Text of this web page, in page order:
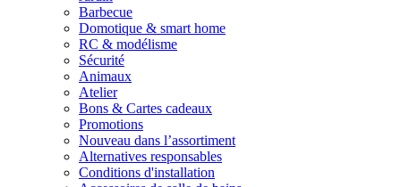
Barbecue
Domotique & smart home
RC & modélisme
Sécurité
Animaux
Atelier
Bons & Cartes cadeaux
Promotions
Nouveau dans l’assortiment
Alternatives responsables
Conditions d'installation